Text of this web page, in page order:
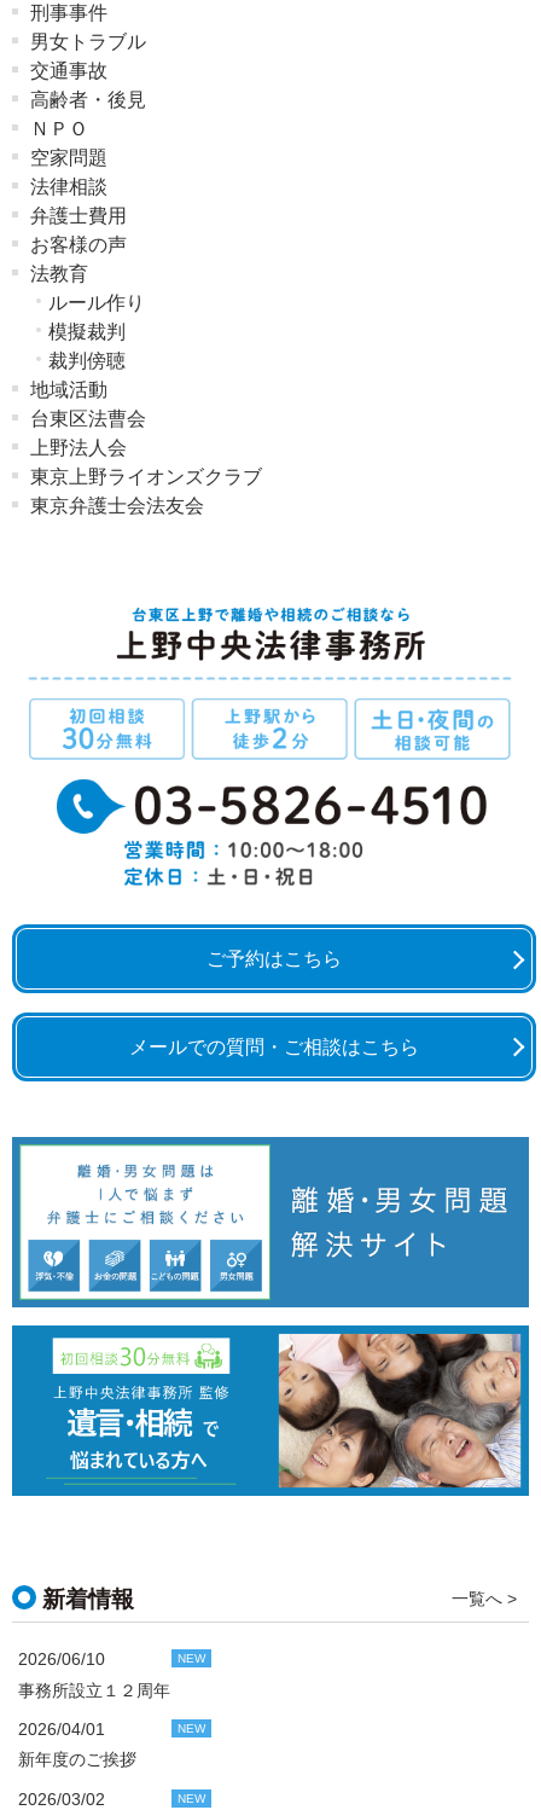
刑事事件
男女トラブル
交通事故
高齢者・後見
ＮＰＯ
空家問題
法律相談
弁護士費用
お客様の声
法教育
ルール作り
模擬裁判
裁判傍聴
地域活動
台東区法曹会
上野法人会
東京上野ライオンズクラブ
東京弁護士会法友会
ご予約はこちら
メールでの質問・ご相談はこちら
新着情報 一覧へ >
2026/06/10 NEW
事務所設立１２周年
2026/04/01 NEW
新年度のご挨拶
2026/03/02 NEW